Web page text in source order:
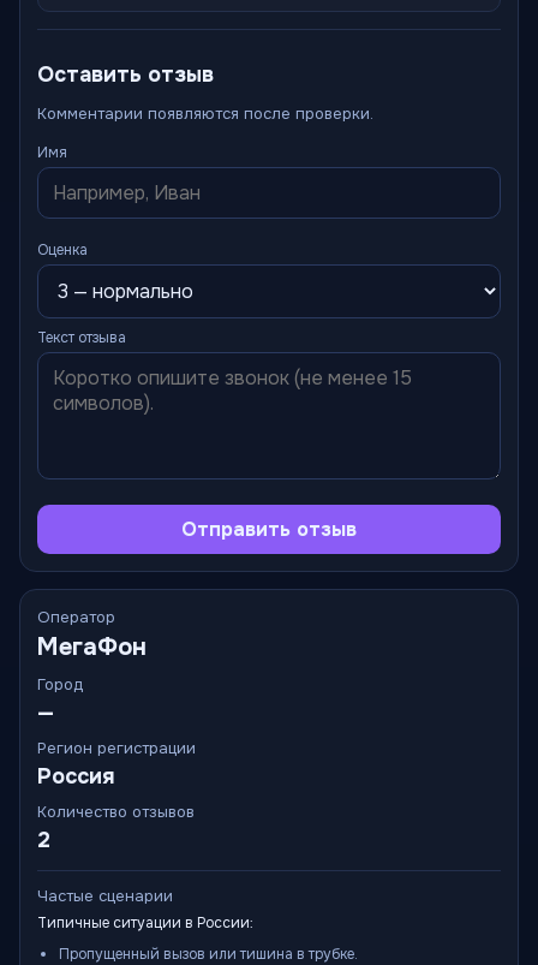
Оставить отзыв
Комментарии появляются после проверки.
Имя
Оценка
Текст отзыва
Отправить отзыв
Оператор
МегаФон
Город
—
Регион регистрации
Россия
Количество отзывов
2
Частые сценарии
Типичные ситуации в России:
Пропущенный вызов или тишина в трубке.